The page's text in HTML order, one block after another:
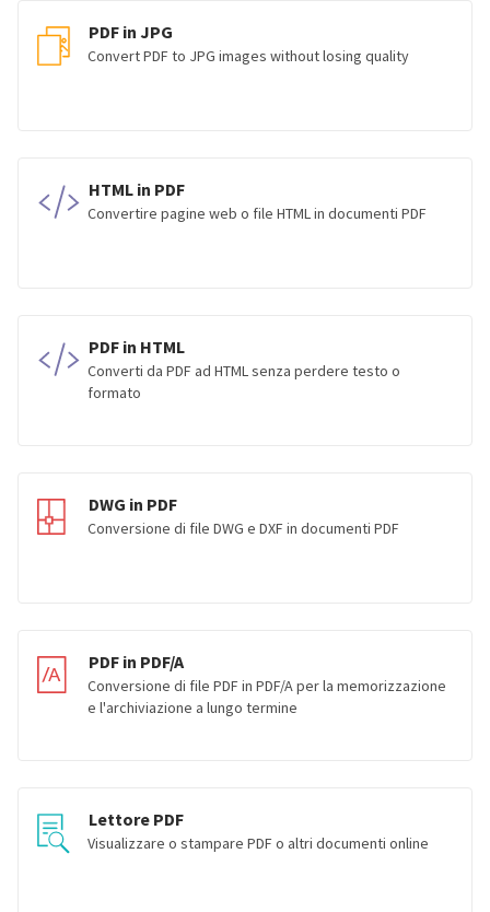
PDF in JPG
Convert PDF to JPG images without losing quality
HTML in PDF
Convertire pagine web o file HTML in documenti PDF
PDF in HTML
Converti da PDF ad HTML senza perdere testo o
formato
DWG in PDF
Conversione di file DWG e DXF in documenti PDF
PDF in PDF/A
Conversione di file PDF in PDF/A per la memorizzazione
e l'archiviazione a lungo termine
Lettore PDF
Visualizzare o stampare PDF o altri documenti online